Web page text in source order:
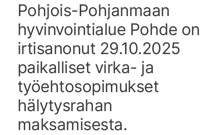
Pohjois-Pohjanmaan
hyvinvointialue Pohde on
irtisanonut 29.10.2025
paikalliset virka- ja
työehtosopimukset
hälytysrahan
maksamisesta.